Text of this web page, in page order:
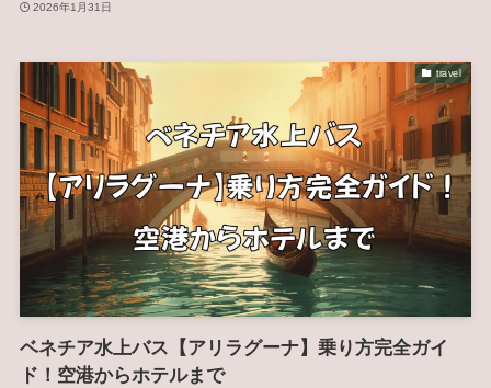
2026年1月31日
travel
ベネチア水上バス【アリラグーナ】乗り方完全ガイ
ド！空港からホテルまで